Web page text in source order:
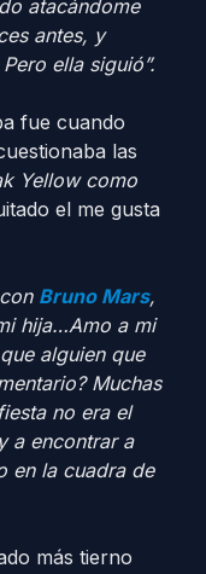
atacándome
antes, y
ella siguió”.
fue cuando
las
Yellow como
el me gusta
Bruno Mars,
hija…Amo a mi
alguien que
Muchas
no era el
a encontrar a
en la cuadra de
más tierno